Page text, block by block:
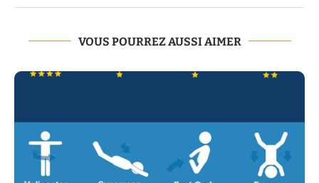
VOUS POURREZ AUSSI AIMER